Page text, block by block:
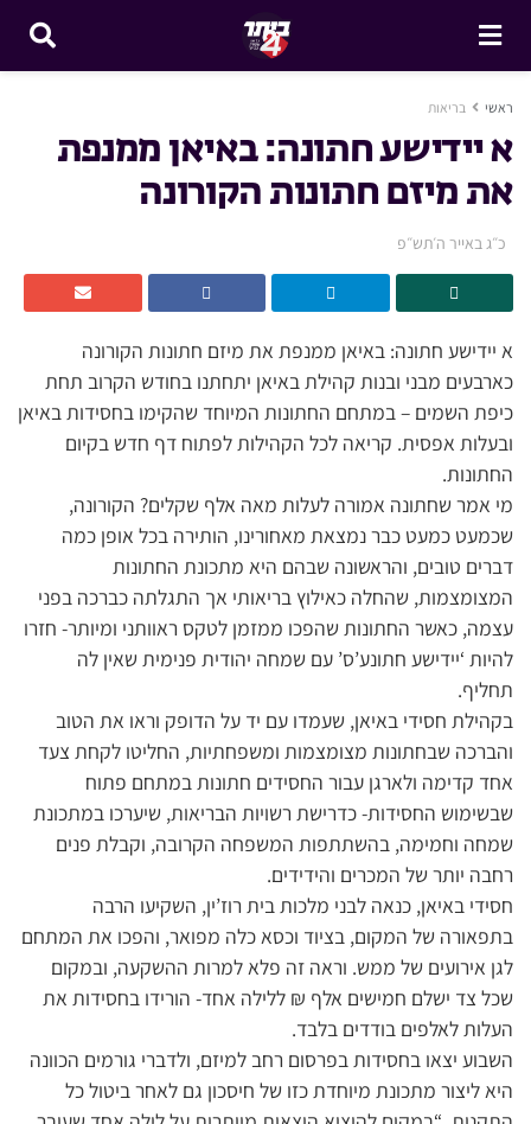
ראשי בריאות
א יידישע חתונה: באיאן ממנפת
את מיזם חתונות הקורונה
כ״ג באייר ה׳תש״פ
א יידישע חתונה: באיאן ממנפת את מיזם חתונות הקורונה
כארבעים מבני ובנות קהילת באיאן יתחתנו בחודש הקרוב תחת
כיפת השמים – במתחם החתונות המיוחד שהקימו בחסידות באיאן
ובעלות אפסית. קריאה לכל הקהילות לפתוח דף חדש בקיום
החתונות.
מי אמר שחתונה אמורה לעלות מאה אלף שקלים? הקורונה,
שכמעט כמעט כבר נמצאת מאחורינו, הותירה בכל אופן כמה
דברים טובים, והראשונה שבהם היא מתכונת החתונות
המצומצמות, שהחלה כאילוץ בריאותי אך התגלתה כברכה בפני
עצמה, כאשר החתונות שהפכו ממזמן לטקס ראוותני ומיותר- חזרו
להיות ‘יידישע חתונע’ס’ עם שמחה יהודית פנימית שאין לה
תחליף.
בקהילת חסידי באיאן, שעמדו עם יד על הדופק וראו את הטוב
והברכה שבחתונות מצומצמות ומשפחתיות, החליטו לקחת צעד
אחד קדימה ולארגן עבור החסידים חתונות במתחם פתוח
שבשימוש החסידות- כדרישת רשויות הבריאות, שיערכו במתכונת
שמחה וחמימה, בהשתתפות המשפחה הקרובה, וקבלת פנים
רחבה יותר של המכרים והידידים.
חסידי באיאן, כנאה לבני מלכות בית רוז’ין, השקיעו הרבה
בתפאורה של המקום, בציוד וכסא כלה מפואר, והפכו את המתחם
לגן אירועים של ממש. וראה זה פלא למרות ההשקעה, ובמקום
שכל צד ישלם חמישים אלף ₪ ללילה אחד- הורידו בחסידות את
העלות לאלפים בודדים בלבד.
השבוע יצאו בחסידות בפרסום רחב למיזם, ולדברי גורמים הכוונה
היא ליצור מתכונת מיוחדת כזו של חיסכון גם לאחר ביטול כל